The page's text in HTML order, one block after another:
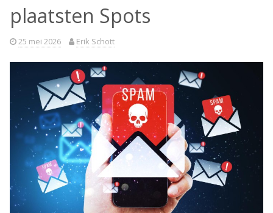
plaatsten Spots
25 mei 2026 Erik Schott